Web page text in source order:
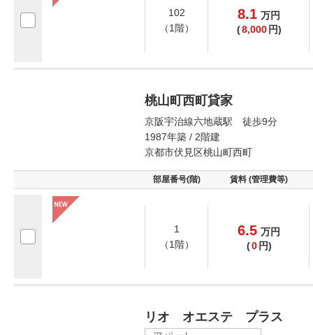
102
（1階）
8.1 万円
(8,000 円)
桃山町西町貸家
京阪宇治線六地蔵駅 徒歩9分
1987年築 / 2階建
京都市伏見区桃山町西町
部屋番号(階) 賃料 (管理費等)
1
（1階）
6.5 万円
(0 円)
リオ オエステ プラス